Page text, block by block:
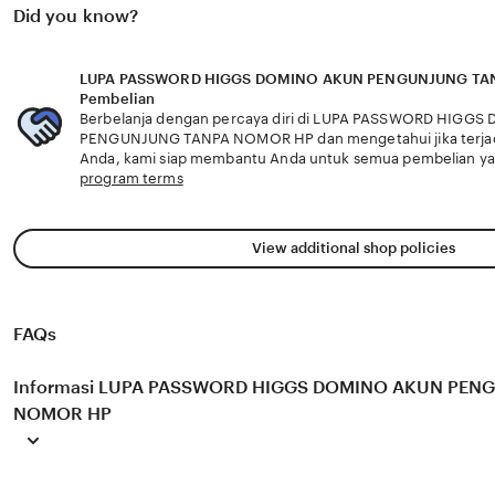
domino mudah klik portal resmi game Chip Higgs murah
mudah berkat chip bonus tanpa deposit perhatikan
ID Higgs Pro untuk pemain higgs veteran
Did you know?
LUPA PASSWORD HIGGS DOMINO AKUN PENGUNJUNG
Pembelian
Berbelanja dengan percaya diri di LUPA PASSWORD HIGGS
PENGUNJUNG TANPA NOMOR HP dan mengetahui jika
Anda, kami siap membantu Anda untuk semua pembelian
program terms
View additional shop policies
FAQs
Informasi LUPA PASSWORD HIGGS DOMINO AKUN
NOMOR HP